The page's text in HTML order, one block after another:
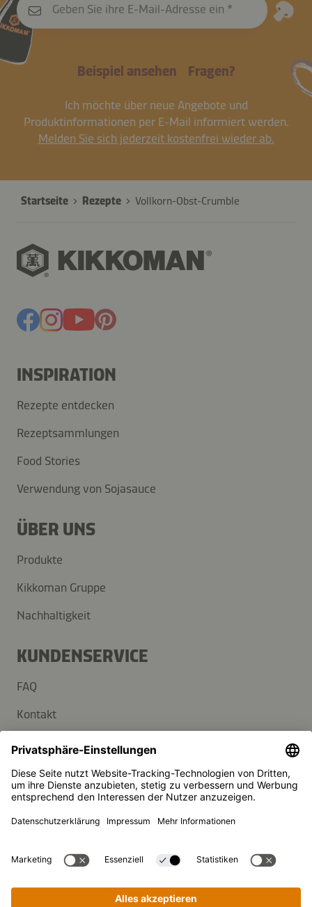
Geben Sie ihre E-Mail-Adresse ein
Beispiel ansehen Fragen?
Ich möchte über neue Angebote und
Produktinformationen per E-Mail informiert werden.
Melden Sie sich jederzeit kostenfrei wieder ab.
Startseite Rezepte Vollkorn-Obst-Crumble
INSPIRATION
Rezepte entdecken
Rezeptsammlungen
Food Stories
Verwendung von Sojasauce
ÜBER UNS
Produkte
Kikkoman Gruppe
Nachhaltigkeit
KUNDENSERVICE
FAQ
Kontakt
Newsletter
Presse
Kikkoman ist ein eingetragenes Warenzeichen der Kikkoman
© Kikkoman Trading Europe GmbH 2023 – 2026
Theodorstraße 180, 40472 Düsseldorf, Germany
Privatsphäre-Einstellungen